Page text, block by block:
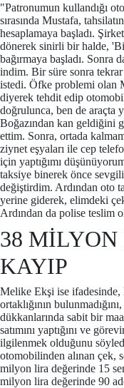
"Patronumun kullandığı
sırasında Mustafa,
hesaplamaya başladı.
dönerek sinirli bir halde,
bağırmaya başladı. Sonra
indim. Bir süre sonra
istedi. Öfke problemi olan
diyerek tehdit edip
doğrulunca, ben de araçta
Boğazından kan geldiğini
ettim. Sonra, ortada
ziynet eşyaları ile cep
için yaptığımı
taksiye binerek önce
değiştirdim. Ardından oto
yerine giderek, elimdeki
Ardından da polise teslim
38
KAYIP
Melike Ekşi ise
ortaklığının
dükkanlarında sabit bir
satımını yaptığını ve
ilgilenmek olduğunu
otomobilinden alınan çek,
milyon lira değerinde 15
milyon lira değerinde 90